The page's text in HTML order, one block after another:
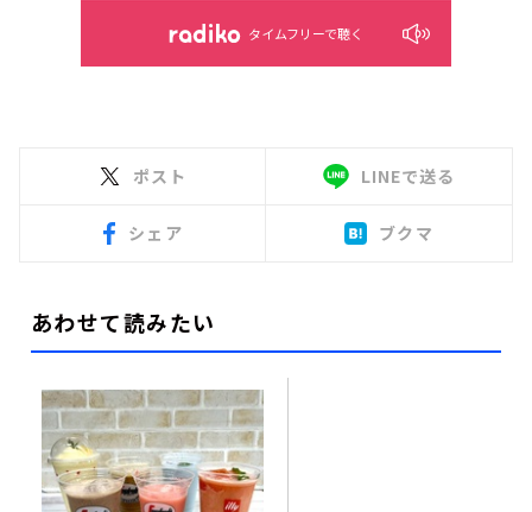
タイムフリーで聴く
ポスト LINEで送る
シェア ブクマ
あわせて読みたい